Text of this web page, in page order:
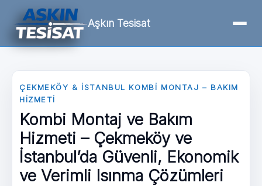
Aşkın Tesisat
ÇEKMEKÖY & İSTANBUL KOMBI MONTAJ – BAKIM
HIZMETI
Kombi Montaj ve Bakım
Hizmeti – Çekmeköy ve
İstanbul’da Güvenli, Ekonomik
ve Verimli Isınma Çözümleri